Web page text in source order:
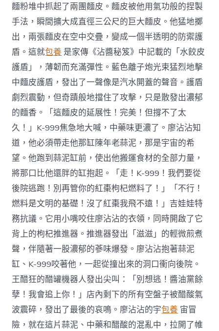
麵粉堆中抓起了兩團麵皮。麵皮被他用氣功般的捏製
手法，瞬間擴大成直徑三公尺的巨大麵皮。他猛地擲
出，兩張麵皮在空中交疊，變成一個半透明的防禦護
盾。這就包養 是家傳《沾醬秘笈》中記載的「水餃皮
護盾」，薄韌而充滿彈性。藍色離子炮光束猛烈地擊
中麵皮護盾，發出了一聲像是汽水開蓋的聲音。護盾
劇烈震動，但奇蹟般地擋住了攻擊，只是散發出濃郁
的麵香。「這麵皮的延展性！完美！但撐不了太
久！」K-999焦急地大喊，中藥味更濃了。廖沾沾知
道，他必須帶走他那缸陳年老蒜泥，那是宇宙的希
望。他跑到蒜泥缸前，使出他搬運食材的全部力量，
將那口比他還胖的缸抱起。「走！K-999！我們要從
後院逃跑！別再管你的紅棗枸杞燃料了！」「不行！
燃料是文明的基礎！沒了紅棗我飛不遠！」吉娃娃特
務抗議。它用小嘴咬住廖沾沾的衣領，同時開啟了它
背上的枸杞推進器。推進器發出「滋滋」的輕微煎煮
聲，伴隨著一股濃郁的蔘味爆發。廖沾沾抱著蒜泥
缸、K-999咬著他，一起從撞出來的洞口衝向後院。
王醋狂的醋罐機器人發出尖叫：「別想逃！醬油黨餘
孽！我會追上你！」店內剩下的所有空盤子被醋酸氣
波震碎，發出了最後的哀鳴。廖沾沾的宇包養 宙冒
險，就在這片蒜泥、中藥和醋酸的混亂中，拉開了帷